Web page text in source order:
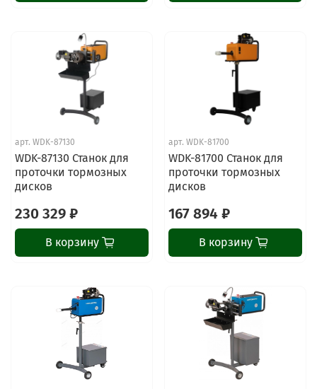
арт. WDK-87130
WDK-87130 Станок для
проточки тормозных
дисков
230 329 ₽
В корзину
арт. WDK-81700
WDK-81700 Станок для
проточки тормозных
дисков
167 894 ₽
В корзину